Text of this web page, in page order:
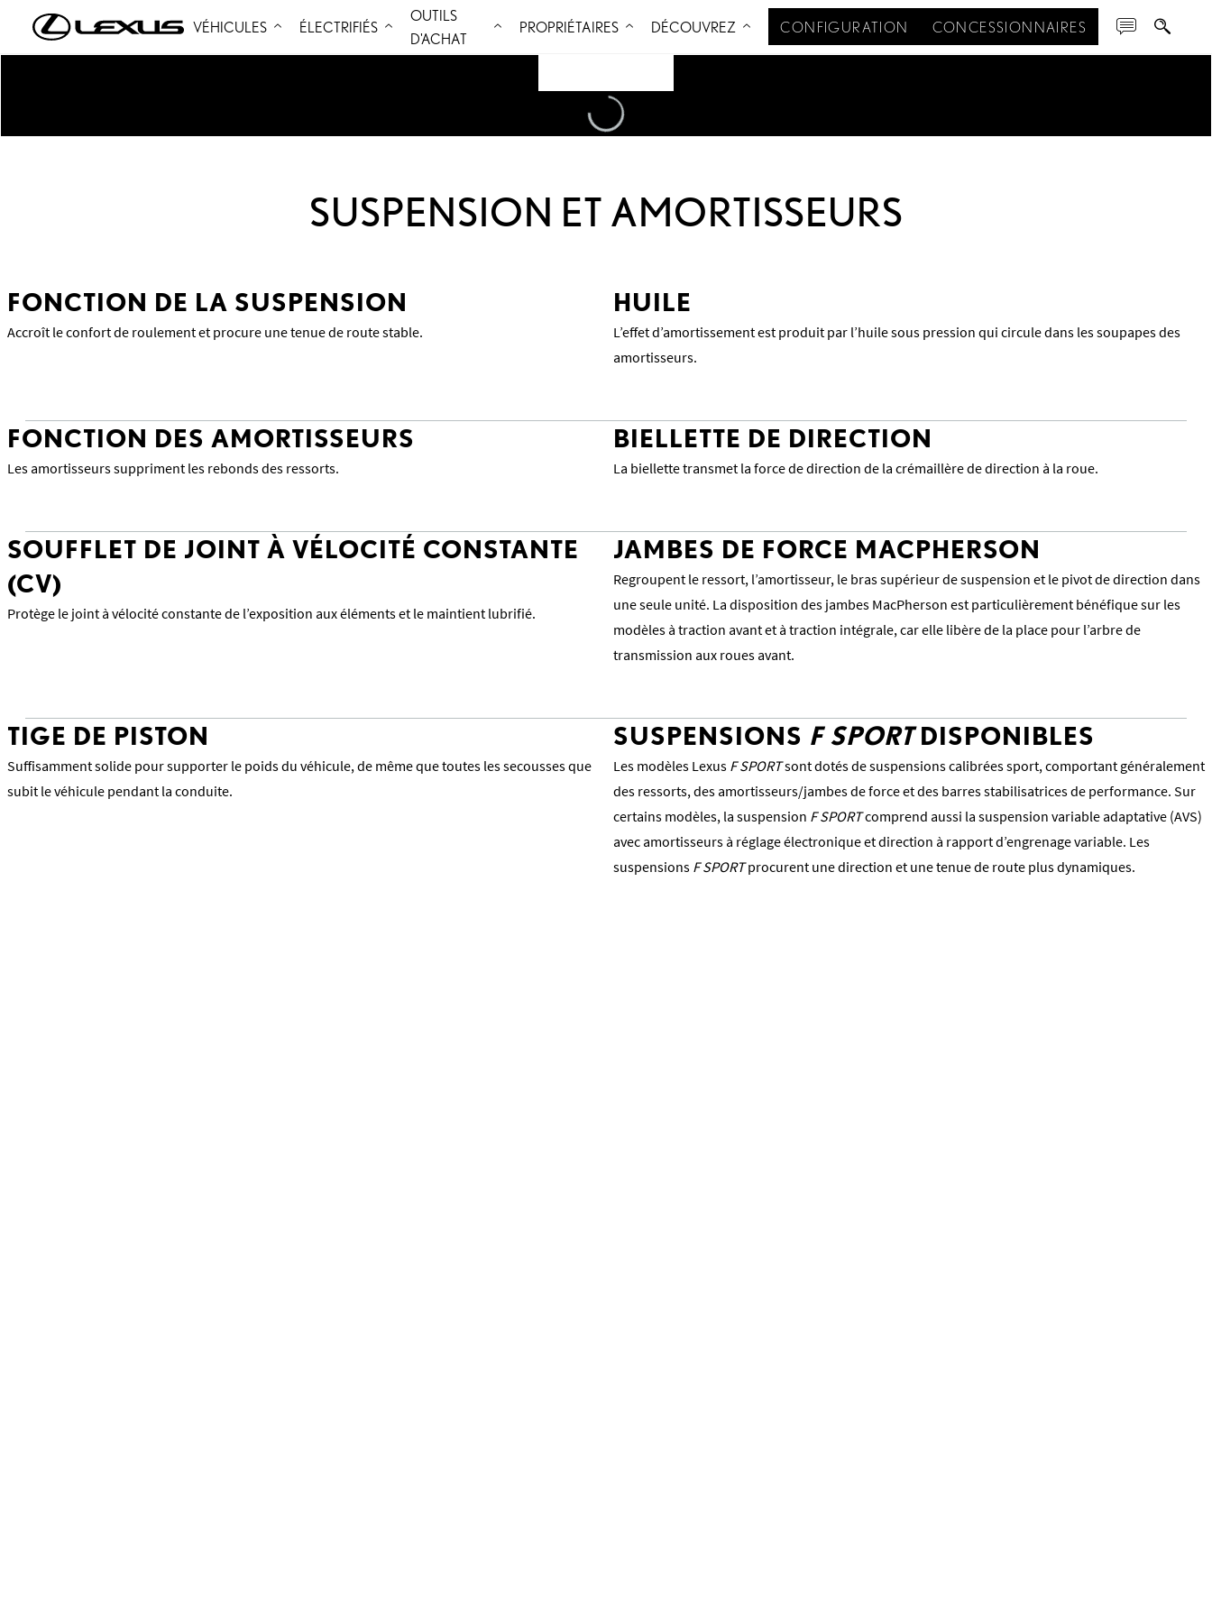
Aller au contenu
VÉHICULES ÉLECTRIFIÉS
OUTILS
D'ACHAT
PROPRIÉTAIRES DÉCOUVREZ CONFIGURATION CONCESSIONNAIRES
Loading
SUSPENSION ET AMORTISSEURS
FONCTION DE LA SUSPENSION
Accroît le confort de roulement et procure une tenue de route stable.
HUILE
L’effet d’amortissement est produit par l’huile sous pression qui circule dans les soupapes des
amortisseurs.
FONCTION DES AMORTISSEURS
Les amortisseurs suppriment les rebonds des ressorts.
BIELLETTE DE DIRECTION
La biellette transmet la force de direction de la crémaillère de direction à la roue.
SOUFFLET DE JOINT À VÉLOCITÉ CONSTANTE
(CV)
Protège le joint à vélocité constante de l’exposition aux éléments et le maintient lubrifié.
JAMBES DE FORCE MACPHERSON
Regroupent le ressort, l’amortisseur, le bras supérieur de suspension et le pivot de direction dans
une seule unité. La disposition des jambes MacPherson est particulièrement bénéfique sur les
modèles à traction avant et à traction intégrale, car elle libère de la place pour l’arbre de
transmission aux roues avant.
TIGE DE PISTON
Suffisamment solide pour supporter le poids du véhicule, de même que toutes les secousses que
subit le véhicule pendant la conduite.
SUSPENSIONS F SPORTDISPONIBLES
Les modèles Lexus F SPORTsont dotés de suspensions calibrées sport, comportant généralement
des ressorts, des amortisseurs/jambes de force et des barres stabilisatrices de performance. Sur
certains modèles, la suspension F SPORTcomprend aussi la suspension variable adaptative (AVS)
avec amortisseurs à réglage électronique et direction à rapport d’engrenage variable. Les
suspensions F SPORTprocurent une direction et une tenue de route plus dynamiques.